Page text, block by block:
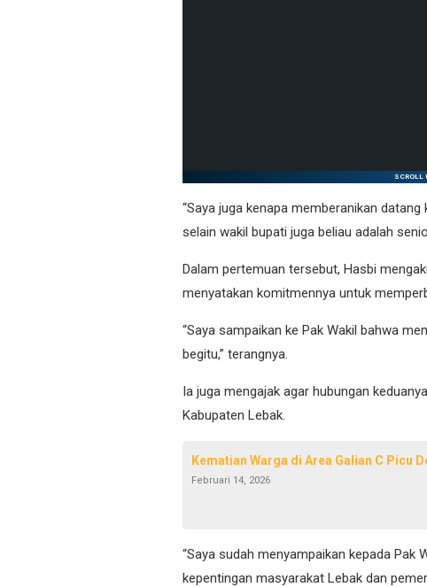
SCROLL
“Saya juga kenapa memberanikan
selain wakil bupati juga beliau adalah
Dalam pertemuan tersebut, Hasbi
menyatakan komitmennya untuk
“Saya sampaikan ke Pak Wakil bahwa
begitu,” terangnya.
Ia juga mengajak agar hubungan
Kabupaten Lebak.
Kematian Warga di Area Galian C Picu
Februari 14, 2026
“Saya sudah menyampaikan kepada Pak
kepentingan masyarakat Lebak dan